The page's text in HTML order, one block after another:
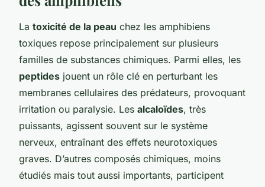
La toxicité de la peau chez les amphibiens
toxiques repose principalement sur plusieurs
familles de substances chimiques. Parmi elles, les
peptides jouent un rôle clé en perturbant les
membranes cellulaires des prédateurs, provoquant
irritation ou paralysie. Les alcaloïdes, très
puissants, agissent souvent sur le système
nerveux, entraînant des effets neurotoxiques
graves. D’autres composés chimiques, moins
étudiés mais tout aussi importants, participent